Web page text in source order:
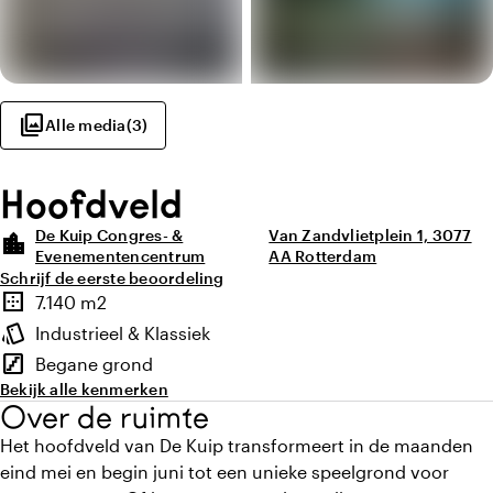
photo_libraryAlle media(3)
Hoofdveld
location_city
De Kuip Congres- &
Evenementencentrum
Van Zandvlietplein 1, 3077
AA Rotterdam
Schrijf de eerste beoordeling
Highlights
border_outer
Oppervlakte
7.140 m2
style
Sfeer en uitstraling
Industrieel & Klassiek
stairs
Verdieping
Begane grond
Bekijk alle kenmerken
Over de ruimte
Het hoofdveld van De Kuip transformeert in de maanden
eind mei en begin juni tot een unieke speelgrond voor